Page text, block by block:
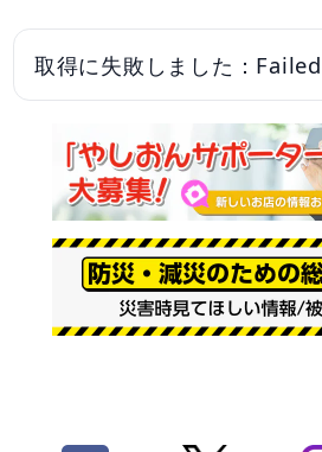
取得に失敗しました：